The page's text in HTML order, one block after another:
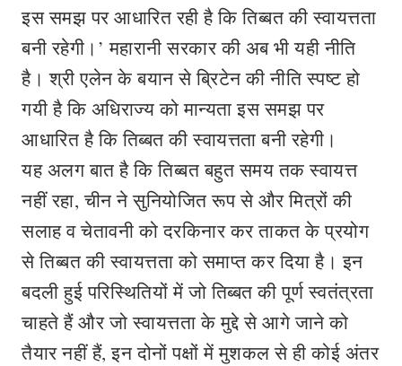
इस समझ पर आधारित रही है कि तिब्बत की स्वायत्तता
बनी रहेगी।’ महारानी सरकार की अब भी यही नीति
है। श्री एलेन के बयान से ब्रिटेन की नीति स्पष्ट हो
गयी है कि अधिराज्य को मान्यता इस समझ पर
आधारित है कि तिब्बत की स्वायत्तता बनी रहेगी।
यह अलग बात है कि तिब्बत बहुत समय तक स्वायत्त
नहीं रहा, चीन ने सुनियोजित रूप से और मित्रों की
सलाह व चेतावनी को दरकिनार कर ताकत के प्रयोग
से तिब्बत की स्वायत्तता को समाप्त कर दिया है। इन
बदली हुई परिस्थितियों में जो तिब्बत की पूर्ण स्वतंत्रता
चाहते हैं और जो स्वायत्तता के मुद्दे से आगे जाने को
तैयार नहीं हैं, इन दोनों पक्षों में मुशकल से ही कोई अंतर